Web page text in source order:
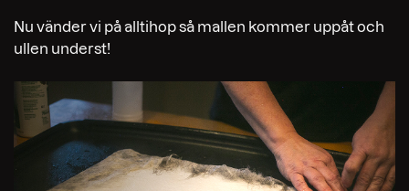
Nu vänder vi på alltihop så mallen kommer uppåt och
ullen underst!